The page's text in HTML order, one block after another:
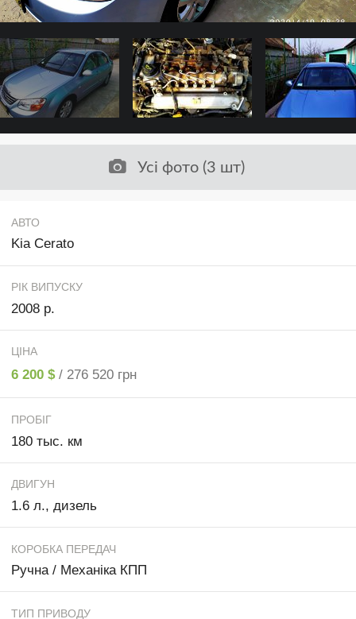
Усі фото (3 шт)
АВТО
Kia Cerato
РІК ВИПУСКУ
2008 р.
ЦІНА
6 200 $ / 276 520 грн
ПРОБІГ
180 тыс. км
ДВИГУН
1.6 л., дизель
КОРОБКА ПЕРЕДАЧ
Ручна / Механіка КПП
ТИП ПРИВОДУ